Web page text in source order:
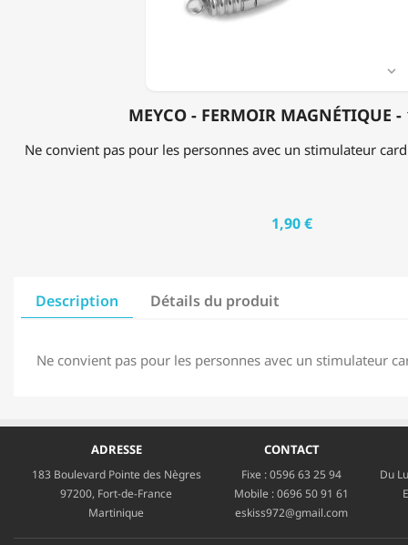
MEYCO - FERMOIR MAGNÉTIQUE

Ne convient pas pour les personnes avec un stimulateur
1,90 €
Description Détails du produit
Ne convient pas pour les personnes avec un stimulateur
ADRESSE
183 Boulevard Pointe des Nègres
97200, Fort-de-France
Martinique
CONTACT
Fixe :0596 63 25 94
Mobile :0696 50 91 61
eskiss972@gmail.com
Du